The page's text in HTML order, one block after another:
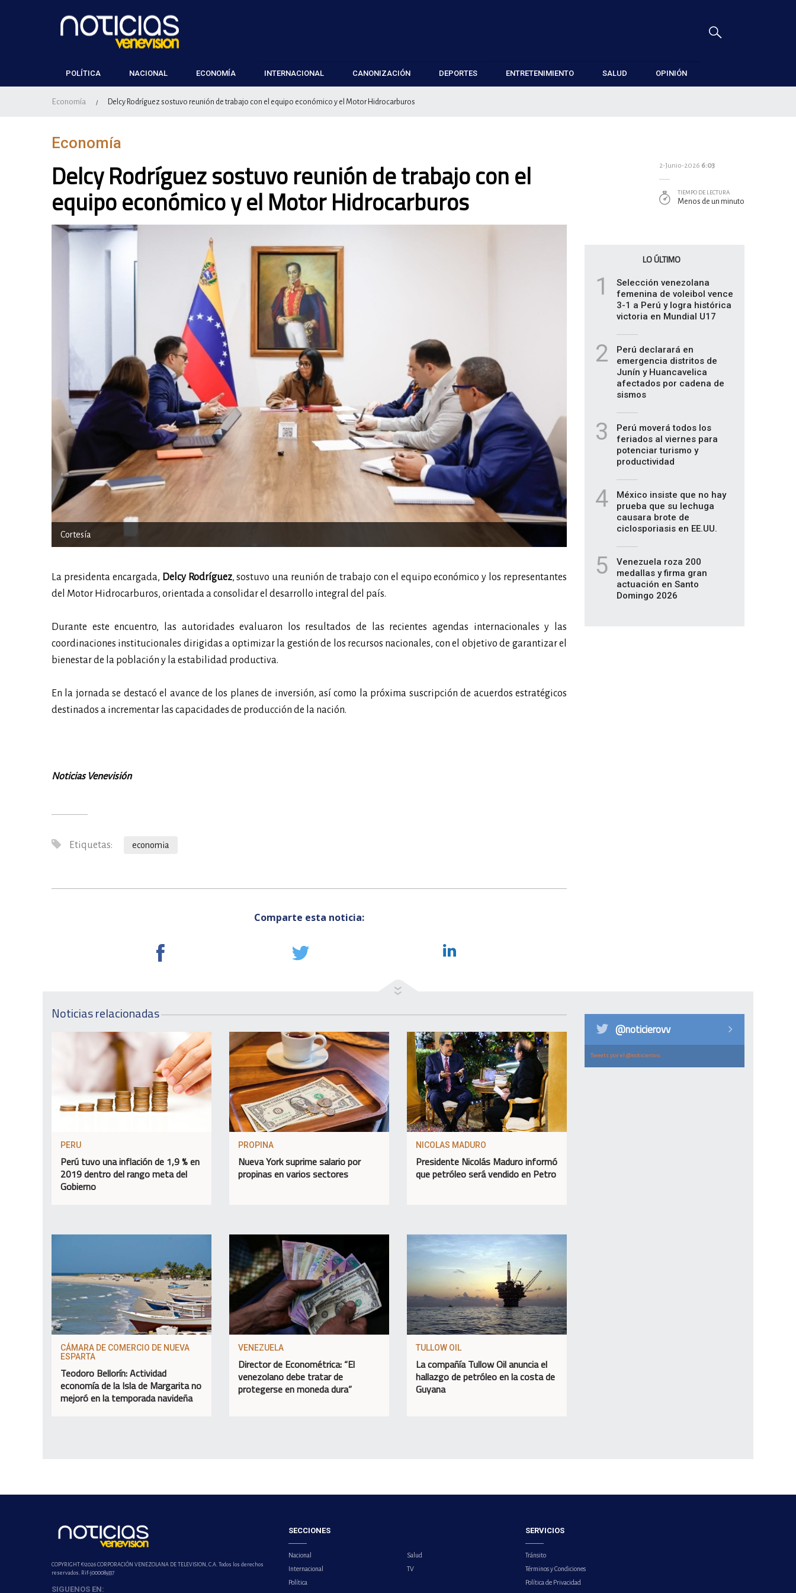
POLÍTICA NACIONAL ECONOMÍA INTERNACIONAL CANONIZACIÓN DEPORTES ENTRETENIMIENTO SALUD OPINIÓN
Economía / Delcy Rodríguez sostuvo reunión de trabajo con el equipo económico y el Motor Hidrocarburos
Economía
Delcy Rodríguez sostuvo reunión de trabajo con el
equipo económico y el Motor Hidrocarburos
Cortesía
La presidenta encargada, Delcy Rodríguez, sostuvo una reunión de trabajo con el equipo económico y los representantes
del Motor Hidrocarburos, orientada a consolidar el desarrollo integral del país.
Durante este encuentro, las autoridades evaluaron los resultados de las recientes agendas internacionales y las
coordinaciones institucionales dirigidas a optimizar la gestión de los recursos nacionales, con el objetivo de garantizar el
bienestar de la población y la estabilidad productiva.
En la jornada se destacó el avance de los planes de inversión, así como la próxima suscripción de acuerdos estratégicos
destinados a incrementar las capacidades de producción de la nación.
Noticias Venevisión
Etiquetas: economia
Comparte esta noticia:
2-Junio-2026 6:03
TIEMPO DE LECTURA
Menos de un minuto
LO ÚLTIMO
1
Selección venezolana
femenina de voleibol vence
3-1 a Perú y logra histórica
victoria en Mundial U17
2
Perú declarará en
emergencia distritos de
Junín y Huancavelica
afectados por cadena de
sismos
3
Perú moverá todos los
feriados al viernes para
potenciar turismo y
productividad
4
México insiste que no hay
prueba que su lechuga
causara brote de
ciclosporiasis en EE.UU.
5
Venezuela roza 200
medallas y firma gran
actuación en Santo
Domingo 2026
Noticias relacionadas
PERU
Perú tuvo una inflación de 1,9 % en
2019 dentro del rango meta del
Gobierno
PROPINA
Nueva York suprime salario por
propinas en varios sectores
NICOLAS MADURO
Presidente Nicolás Maduro informó
que petróleo será vendido en Petro
CÁMARA DE COMERCIO DE NUEVA
ESPARTA
Teodoro Bellorín: Actividad
economía de la Isla de Margarita no
mejoró en la temporada navideña
VENEZUELA
Director de Econométrica: “El
venezolano debe tratar de
protegerse en moneda dura”
TULLOW OIL
La compañía Tullow Oil anuncia el
hallazgo de petróleo en la costa de
Guyana
@noticierovv
Tweets por el @noticierovv.
COPYRIGHT ©2026 CORPORACIÓN VENEZOLANA DE TELEVISION, C.A. Todos los derechos
reservados. Rif-j000089337
SIGUENOS EN:
SECCIONES
Nacional
Internacional
Política
Salud
TV
SERVICIOS
Tránsito
Términos y Condiciones
Política de Privacidad